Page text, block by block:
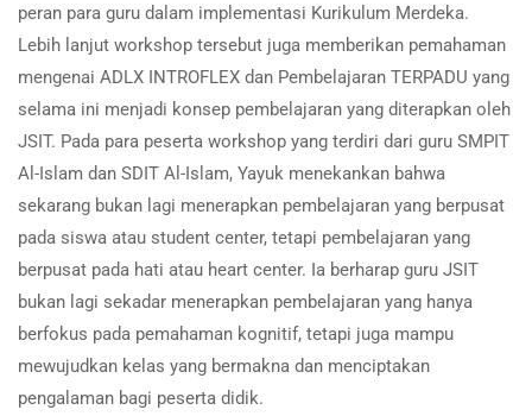
peran para guru dalam implementasi Kurikulum Merdeka.
Lebih lanjut workshop tersebut juga memberikan pemahaman
mengenai ADLX INTROFLEX dan Pembelajaran TERPADU yang
selama ini menjadi konsep pembelajaran yang diterapkan oleh
JSIT. Pada para peserta workshop yang terdiri dari guru SMPIT
Al-Islam dan SDIT Al-Islam, Yayuk menekankan bahwa
sekarang bukan lagi menerapkan pembelajaran yang berpusat
pada siswa atau student center, tetapi pembelajaran yang
berpusat pada hati atau heart center. Ia berharap guru JSIT
bukan lagi sekadar menerapkan pembelajaran yang hanya
berfokus pada pemahaman kognitif, tetapi juga mampu
mewujudkan kelas yang bermakna dan menciptakan
pengalaman bagi peserta didik.